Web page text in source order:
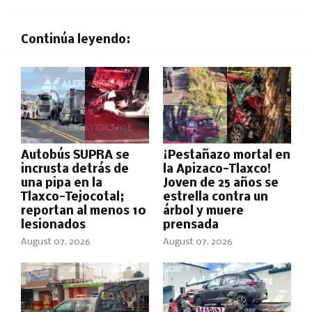
Continúa leyendo:
Autobús SUPRA se
incrusta detrás de
una pipa en la
Tlaxco-Tejocotal;
reportan al menos 10
lesionados
August 07, 2026
¡Pestañazo mortal en
la Apizaco-Tlaxco!
Joven de 25 años se
estrella contra un
árbol y muere
prensada
August 07, 2026